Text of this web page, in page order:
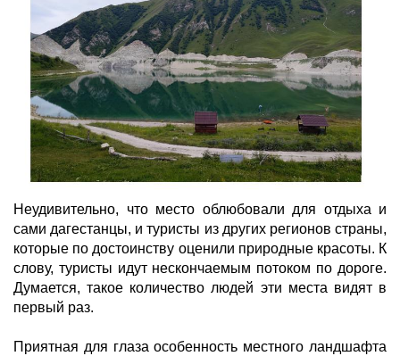
Неудивительно, что место облюбовали для отдыха и
сами дагестанцы, и туристы из других регионов страны,
которые по достоинству оценили природные красоты. К
слову, туристы идут нескончаемым потоком по дороге.
Думается, такое количество людей эти места видят в
первый раз.
Приятная для глаза особенность местного ландшафта